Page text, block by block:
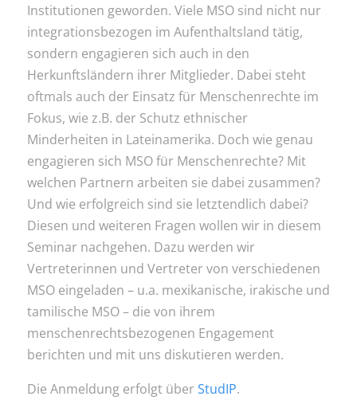
Institutionen geworden. Viele MSO sind nicht nur
integrationsbezogen im Aufenthaltsland tätig,
sondern engagieren sich auch in den
Herkunftsländern ihrer Mitglieder. Dabei steht
oftmals auch der Einsatz für Menschenrechte im
Fokus, wie z.B. der Schutz ethnischer
Minderheiten in Lateinamerika. Doch wie genau
engagieren sich MSO für Menschenrechte? Mit
welchen Partnern arbeiten sie dabei zusammen?
Und wie erfolgreich sind sie letztendlich dabei?
Diesen und weiteren Fragen wollen wir in diesem
Seminar nachgehen. Dazu werden wir
Vertreterinnen und Vertreter von verschiedenen
MSO eingeladen – u.a. mexikanische, irakische und
tamilische MSO – die von ihrem
menschenrechtsbezogenen Engagement
berichten und mit uns diskutieren werden.
Die Anmeldung erfolgt über StudIP.